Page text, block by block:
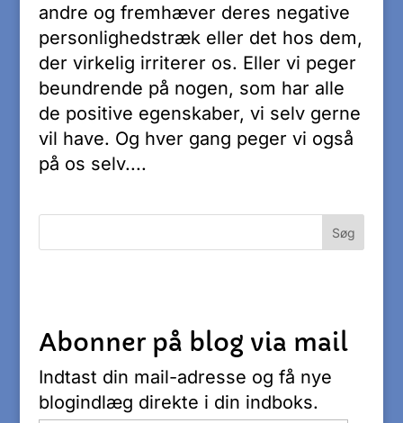
andre og fremhæver deres negative
personlighedstræk eller det hos dem,
der virkelig irriterer os. Eller vi peger
beundrende på nogen, som har alle
de positive egenskaber, vi selv gerne
vil have. Og hver gang peger vi også
på os selv....
Abonner på blog via mail
Indtast din mail-adresse og få nye
blogindlæg direkte i din indboks.